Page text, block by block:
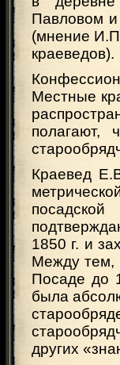
Павловом и
(мнение
краеведов).
Местные
полагают,
Краевед
1850 г. и
Между тем,
Посаде до
была
других